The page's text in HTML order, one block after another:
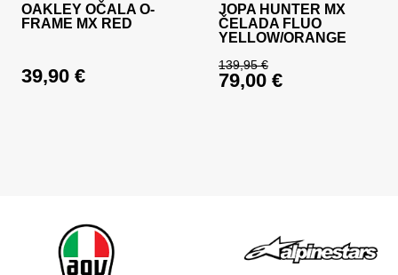
OAKLEY OČALA O-
FRAME MX RED
39,90 €
JOPA HUNTER MX
ČELADA FLUO
YELLOW/ORANGE
139,95€
Izvirna cena je bila:
79,00 €